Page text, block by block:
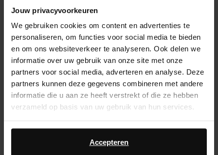
Jouw privacyvoorkeuren
We gebruiken cookies om content en advertenties te
personaliseren, om functies voor social media te bieden
en om ons websiteverkeer te analyseren. Ook delen we
informatie over uw gebruik van onze site met onze
partners voor social media, adverteren en analyse. Deze
partners kunnen deze gegevens combineren met andere
informatie die u aan ze heeft verstrekt of die ze hebben
verzameld op basis van uw gebruik van hun services.
Daarnaast werken wij samen met Google voor
advertentie- en meetdoeleinden. Meer informatie over
Accepteren
Sélectionnez votre taille
Service d'assistance
Délai de rétractation de 14 jours
Description du produit
Ces chaussures Mary Jane rouges de Sacha ont un
aspect satin, un talon cubain bas mesurant 4 cm et
une fermeture à boucle autour de la cheville. Les
éléments argentés sur le cou-de-pied.